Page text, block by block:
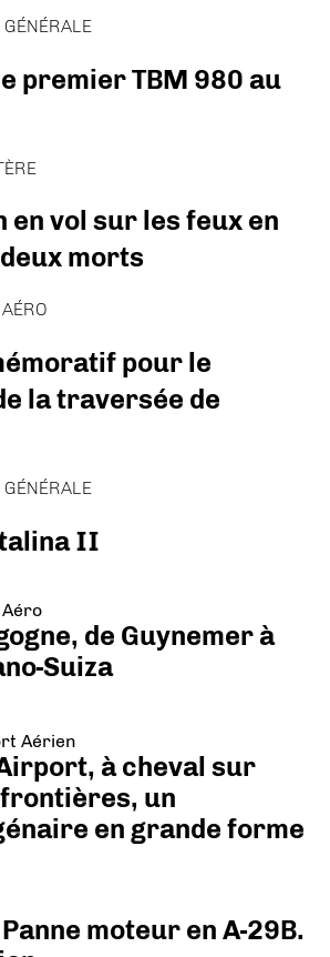
premier TBM 980 au
en vol sur les feux en
morts
pour le
la traversée de
II
de Guynemer à
Suiza
Aérien
à cheval sur
un
en grande forme
Panne moteur en A-29B.